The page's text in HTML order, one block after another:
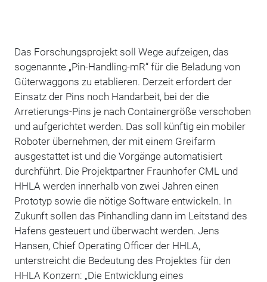
Das Forschungsprojekt soll Wege aufzeigen, das
sogenannte „Pin-Handling-mR“ für die Beladung von
Güterwaggons zu etablieren. Derzeit erfordert der
Einsatz der Pins noch Handarbeit, bei der die
Arretierungs-Pins je nach Containergröße verschoben
und aufgerichtet werden. Das soll künftig ein mobiler
Roboter übernehmen, der mit einem Greifarm
ausgestattet ist und die Vorgänge automatisiert
durchführt. Die Projektpartner Fraunhofer CML und
HHLA werden innerhalb von zwei Jahren einen
Prototyp sowie die nötige Software entwickeln. In
Zukunft sollen das Pinhandling dann im Leitstand des
Hafens gesteuert und überwacht werden. Jens
Hansen, Chief Operating Officer der HHLA,
unterstreicht die Bedeutung des Projektes für den
HHLA Konzern: „Die Entwicklung eines